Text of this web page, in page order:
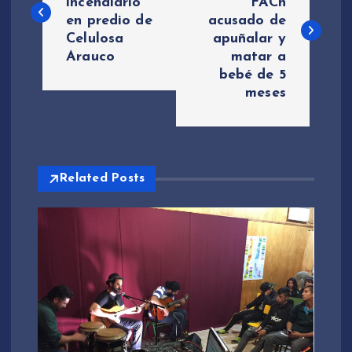
v
c
n
en predio de
Celulosa
Arauco
acusado de
apuñalar y
matar a
bebé de 5
meses
Related Posts